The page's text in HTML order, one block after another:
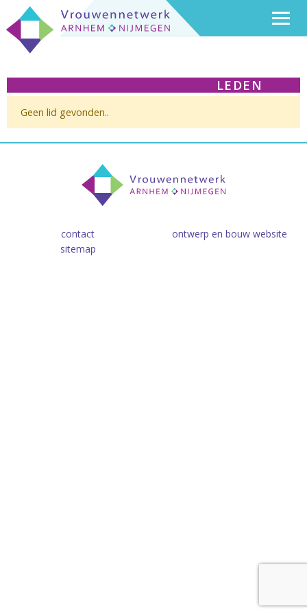
LEDEN
Geen lid gevonden..
contact
sitemap
ontwerp en bouw website